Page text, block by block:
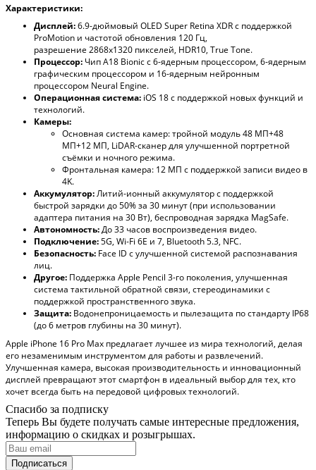
Характеристики:
Дисплей:6.9-дюймовый OLED Super Retina XDR с поддержкой
ProMotion и частотой обновления 120 Гц,
разрешение 2868x1320 пикселей, HDR10, True Tone.
Процессор: Чип A18 Bionic с 6-ядерным процессором, 6-ядерным
графическим процессором и 16-ядерным нейронным
процессором Neural Engine.
Операционная система: iOS 18 с поддержкой новых функций и
технологий.
Камеры:
Основная система камер: тройной модуль 48 МП+48
МП+12 МП, LiDAR-сканер для улучшенной портретной
съёмки и ночного режима.
Фронтальная камера: 12 МП с поддержкой записи видео в
4K.
Аккумулятор:Литий-ионный аккумулятор с поддержкой
быстрой зарядки до 50% за 30 минут (при использовании
адаптера питания на 30 Вт), беспроводная зарядка MagSafe.
Автономность:До 33 часов воспроизведения видео.
Подключение:5G, Wi-Fi 6E и 7, Bluetooth 5.3, NFC.
Безопасность: Face ID с улучшенной системой распознавания
лиц.
Другое: Поддержка Apple Pencil 3-го поколения, улучшенная
система тактильной обратной связи, стереодинамики с
поддержкой пространственного звука.
Защита: Водонепроницаемость и пылезащита по стандарту IP68
(до 6 метров глубины на 30 минут).
Apple iPhone 16 Pro Max предлагает лучшее из мира технологий, делая
его незаменимым инструментом для работы и развлечений.
Улучшенная камера, высокая производительность и инновационный
дисплей превращают этот смартфон в идеальный выбор для тех, кто
хочет всегда быть на передовой цифровых технологий.
Спасибо за подписку
Теперь Вы будете получать самые интересные предложения,
информацию о скидках и розыгрышах.
Подписаться